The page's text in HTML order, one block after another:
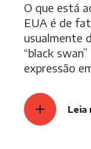
O que está
EUA é de
usualmente
“black
expressão
Leia